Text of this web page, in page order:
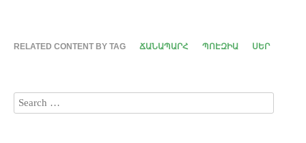
RELATED CONTENT BY TAG ՃԱՆԱՊԱՐՀ ՊՈԷԶԻԱ ՍԵՐ